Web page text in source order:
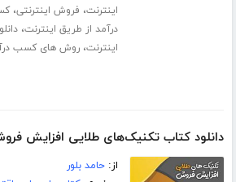
اینترنت، فروش اینترنتی،
درآمد از طریق اینترنت،
اینترنت،روش های کسب
دانلود کتاب تکنیک‌های طلایی افزایش
از:حامد بلور